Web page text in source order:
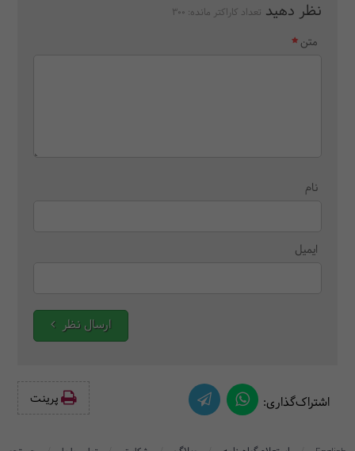
نظر دهید تعداد کاراکتر مانده: 300
متن
نام
ایمیل
ارسال نظر
اشتراک‌گذاری: پرینت‌